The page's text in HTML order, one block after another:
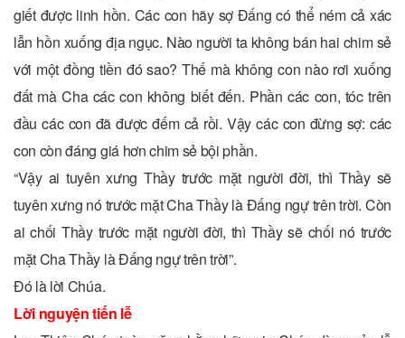
giết được linh hồn. Các con hãy sợ Ðấng có thể ném cả xác
lẫn hồn xuống địa ngục. Nào người ta không bán hai chim sẻ
với một đồng tiền đó sao? Thế mà không con nào rơi xuống
đất mà Cha các con không biết đến. Phần các con, tóc trên
đầu các con đã được đếm cả rồi. Vậy các con đừng sợ: các
con còn đáng giá hơn chim sẻ bội phần.
“Vậy ai tuyên xưng Thầy trước mặt người đời, thì Thầy sẽ
tuyên xưng nó trước mặt Cha Thầy là Ðấng ngự trên trời. Còn
ai chối Thầy trước mặt người đời, thì Thầy sẽ chối nó trước
mặt Cha Thầy là Ðấng ngự trên trời”.
Ðó là lời Chúa.
Lời nguyện tiến lễ